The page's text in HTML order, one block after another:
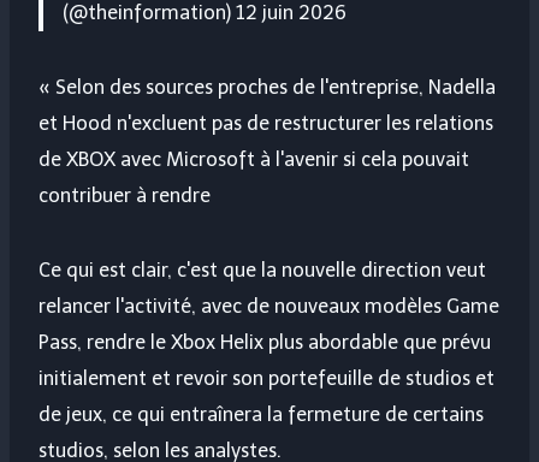
(@theinformation) 12 juin 2026
« Selon des sources proches de l'entreprise, Nadella
et Hood n'excluent pas de restructurer les relations
de XBOX avec Microsoft à l'avenir si cela pouvait
contribuer à rendre
Ce qui est clair, c'est que la nouvelle direction veut
relancer l'activité, avec de nouveaux modèles Game
Pass, rendre le Xbox Helix plus abordable que prévu
initialement et revoir son portefeuille de studios et
de jeux, ce qui entraînera la fermeture de certains
studios, selon les analystes.